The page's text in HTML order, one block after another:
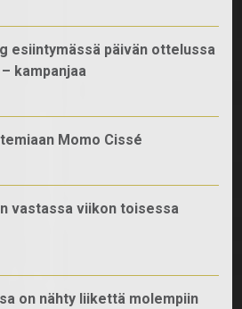
esiintymässä päivän ottelussa
kampanjaa
Momo Cissé
vastassa viikon toisessa
on nähty liikettä molempiin